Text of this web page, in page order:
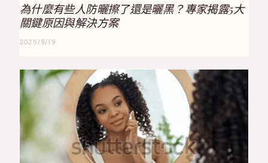
為什麼有些人防曬擦了還是曬黑？專家揭露5大
關鍵原因與解決方案
2025/9/19